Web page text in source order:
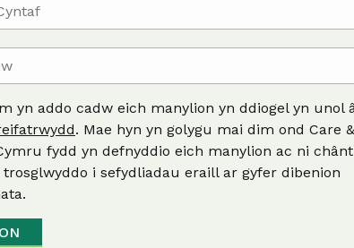
yn addo cadw eich manylion yn ddiogel yn unol
. Mae hyn yn golygu mai dim ond Care &
fydd yn defnyddio eich manylion ac ni chânt
i sefydliadau eraill ar gyfer dibenion